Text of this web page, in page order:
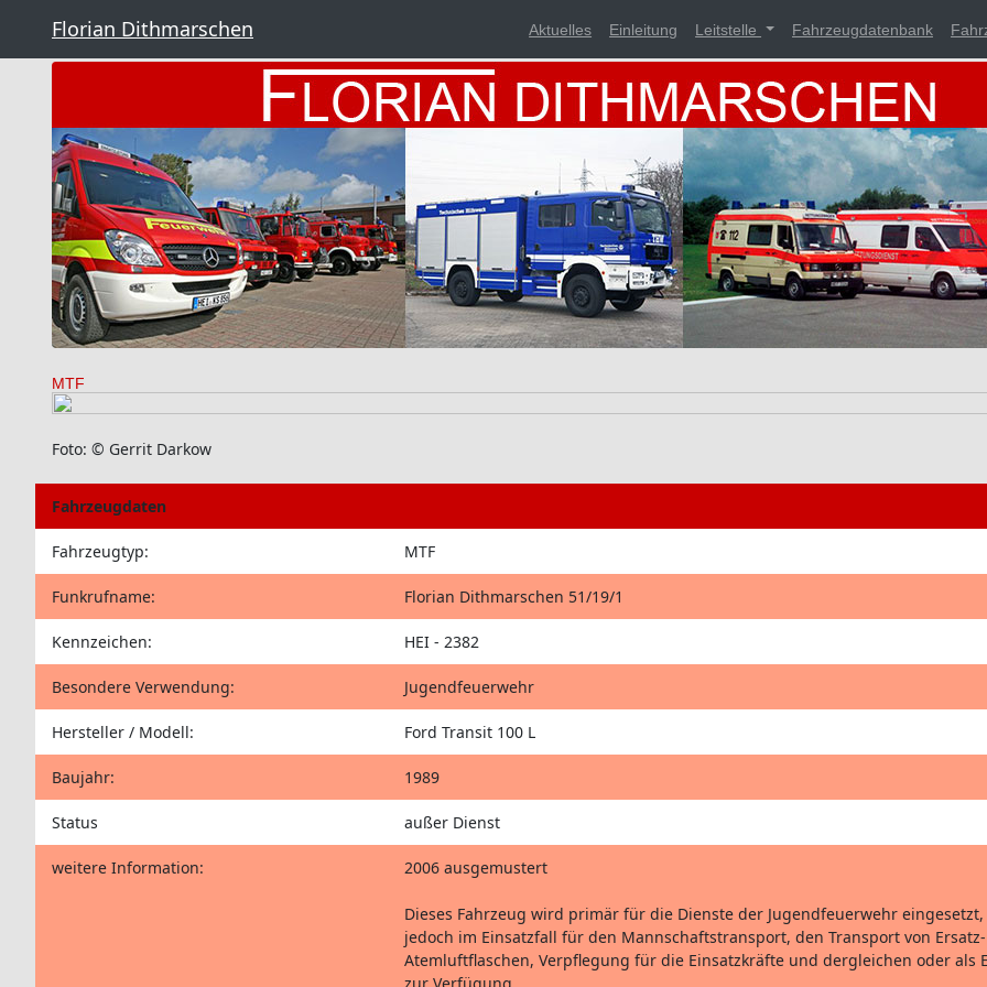
Florian Dithmarschen Aktuelles Einleitung Leitstelle Fahrzeugdatenbank
MTF
Foto: © Gerrit Darkow
Fahrzeugdaten
Fahrzeugtyp: MTF
Funkrufname: Florian Dithmarschen 51/19/1
Kennzeichen: HEI - 2382
Besondere Verwendung: Jugendfeuerwehr
Hersteller / Modell: Ford Transit 100 L
Baujahr: 1989
Status außer Dienst
weitere Information: 2006 ausgemustert
Dieses Fahrzeug wird primär für die Dienste der Jugendfeuerwehr
jedoch im Einsatzfall für den Mannschaftstransport, den Transport von Ersatz-
Atemluftflaschen, Verpflegung für die Einsatzkräfte und dergleichen oder als